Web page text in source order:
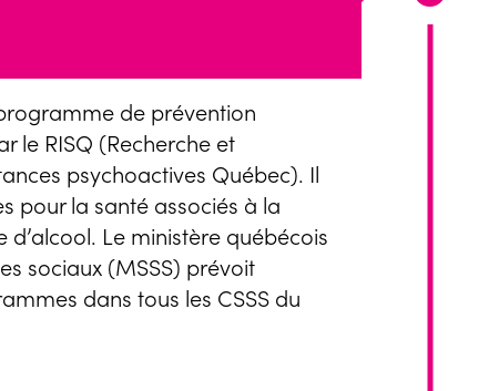
de prévention
le RISQ (Recherche et
psychoactives Québec). Il
pour la santé associés à la
Le ministère québécois
sociaux (MSSS) prévoit
dans tous les CSSS du